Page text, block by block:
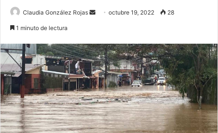
Claudia González Rojas
Sendoctubre 19, 2022 28
1 minuto de lectura